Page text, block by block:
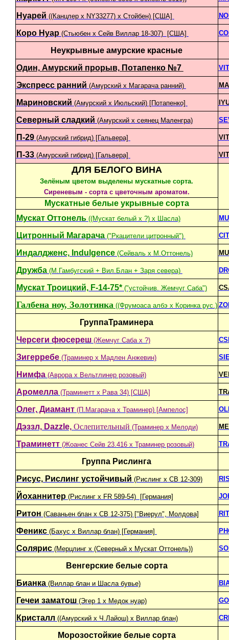
Нуарей ((Канцлер х NY33277) х Стойбен) [США]
Коро Нуар(Стьюбен x Сейв Виллар 18-307) [США]
Неукрывные амурские красные
Один, Амурский прорыв, Потапенко №7
Экспресс ранний (Амурский х Магарача ранний)
Мариновский (Амурский х Июльский) [Потапенко]
Северный сладкий (Амурский х сеянец Маленгра)
П-29(Амурский гибрид) [Гальвера]
П-33(Амурский гибрид) [Гальвера]
ДЛЯ БЕЛОГО ВИНА
Зелёным цветом выделены мускатные сорта.
Сиреневым - сорта с цветочным ароматом.
Мускатные белые укрывные сорта
Мускат Оттонель((Мускат белый х ?) х Шасла)
Цитронный Магарача("Ркацители цитронный")
Индалдженс, Indulgence(Сейваль х М.Оттонель)
Дружба(М.Гамбугский + Вил.Блан + Заря севера)
Мускат Троицкий, F-14-75* ("устойчив. Жемчуг Саба")
Галбена ноу, Золотинка ((Фрумоаса албэ x Коринка рус.)
ГруппаТраминера
Черсеги фюсереш(Жемчуг Саба x ?)
Зигерребе (Траминер х Мадлен Анжевин)
Нимфа(Аврора x Вельтлинер розовый)
Аромелла(Траминетт х Рава 34) [США]
Олег, Диамант(П.Магарача х Траминер) [Ампелос]
Дэззл, Dazzle, Ослепительный (Траминер х Мелоди)
Траминетт(Жоанес Сейв 23.416 х Траминер розовый)
Группа Рислинга
Рисус, Рислинг устойчивый (Рислинг х СВ 12-309)
Йоханнитер(Рислинг x FR 589-54) [Германия]
Ритон (Саваньен блан х СВ 12-375) ["Виерул", Молдова]
Феникс (Бахус x Виллар блан) [Германия]
Солярис(Мерцлинг x (Северный x Мускат Оттонель))
Венгерские белые сорта
Бианка (Виллар блан и Шасла бувье)
Гечеи заматош(Эгер 1 x Медок нуар)
Кристалл ((Амурский x Ч.Лайош) x Виллар блан)
Морозостойкие белые сорта